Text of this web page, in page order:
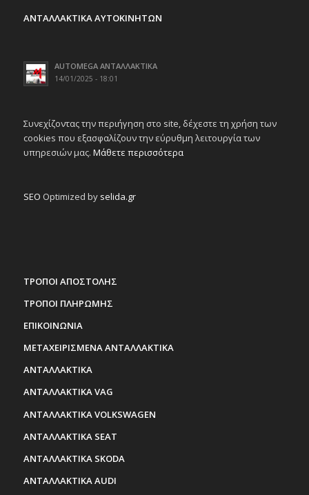
ΑΝΤΑΛΛΑΚΤΙΚΑ ΑΥΤΟΚΙΝΗΤΩΝ
AUTOMEGA ΑΝΤΑΛΛΑΚΤΙΚΑ
14/01/2025 - 18:01
Συνεχίζοντας την περιήγηση στο site, δέχεστε τη χρήση των
cookies που εξασφαλίζουν την εύρυθμη λειτουργία των
υπηρεσιών μας. Μάθετε περισσότερα
SEO Optimized by selida.gr
ΤΡΟΠΟΙ ΑΠΟΣΤΟΛΗΣ
ΤΡΟΠΟΙ ΠΛΗΡΩΜΗΣ
ΕΠΙΚΟΙΝΩΝΙΑ
ΜΕΤΑΧΕΙΡΙΣΜΕΝΑ ΑΝΤΑΛΛΑΚΤΙΚΑ
ΑΝΤΑΛΛΑΚΤΙΚΑ
ΑΝΤΑΛΛΑΚΤΙΚΑ VAG
ΑΝΤΑΛΛΑΚΤΙΚΑ VOLKSWAGEN
ΑΝΤΑΛΛΑΚΤΙΚΑ SEAT
ΑΝΤΑΛΛΑΚΤΙΚΑ SKODA
ΑΝΤΑΛΛΑΚΤΙΚΑ AUDI